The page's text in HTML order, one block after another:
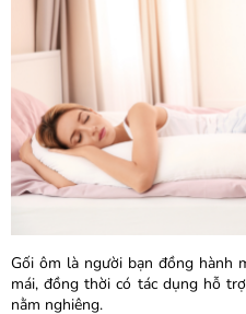
Gối ôm là người bạn đồng hành
mái, đồng thời có tác dụng hỗ
nằm nghiêng.